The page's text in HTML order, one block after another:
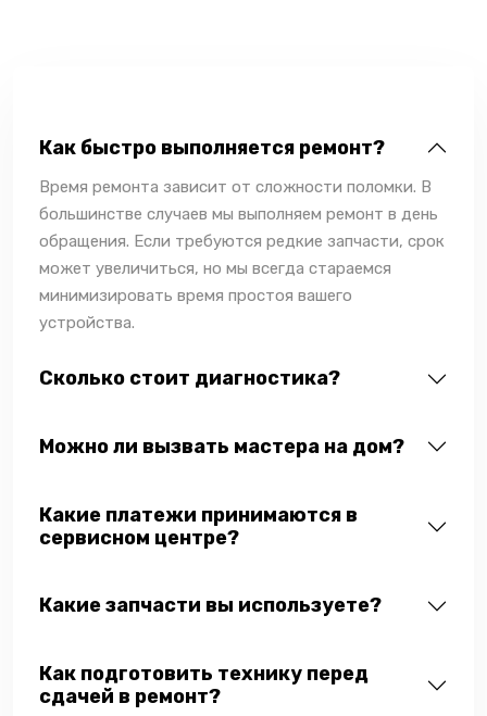
Как быстро выполняется ремонт?
Время ремонта зависит от сложности поломки. В
большинстве случаев мы выполняем ремонт в день
обращения. Если требуются редкие запчасти, срок
может увеличиться, но мы всегда стараемся
минимизировать время простоя вашего
устройства.
Сколько стоит диагностика?
Можно ли вызвать мастера на дом?
Какие платежи принимаются в
сервисном центре?
Какие запчасти вы используете?
Как подготовить технику перед
сдачей в ремонт?